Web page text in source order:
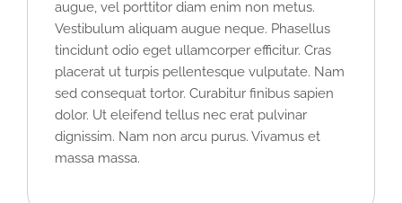
augue, vel porttitor diam enim non metus.
Vestibulum aliquam augue neque. Phasellus
tincidunt odio eget ullamcorper efficitur. Cras
placerat ut turpis pellentesque vulputate. Nam
sed consequat tortor. Curabitur finibus sapien
dolor. Ut eleifend tellus nec erat pulvinar
dignissim. Nam non arcu purus. Vivamus et
massa massa.